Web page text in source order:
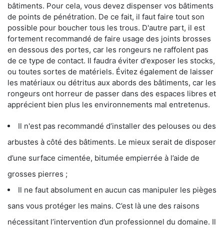
bâtiments. Pour cela, vous devez dispenser vos bâtiments
de points de pénétration. De ce fait, il faut faire tout son
possible pour boucher tous les trous. D'autre part, il est
fortement recommandé de faire usage des joints brosses
en dessous des portes, car les rongeurs ne raffolent pas
de ce type de contact. Il faudra éviter d'exposer les stocks,
ou toutes sortes de matériels. Évitez également de laisser
les matériaux ou détritus aux abords des bâtiments, car les
rongeurs ont horreur de passer dans des espaces libres et
apprécient bien plus les environnements mal entretenus.
Il n'est pas recommandé d’installer des pelouses ou des
arbustes à côté des bâtiments. Le mieux serait de disposer
d’une surface cimentée, bitumée empierrée à l’aide de
grosses pierres ;
Il ne faut absolument en aucun cas manipuler les pièges
sans vous protéger les mains. C’est là une des raisons
nécessitant l’intervention d’un professionnel du domaine. Il